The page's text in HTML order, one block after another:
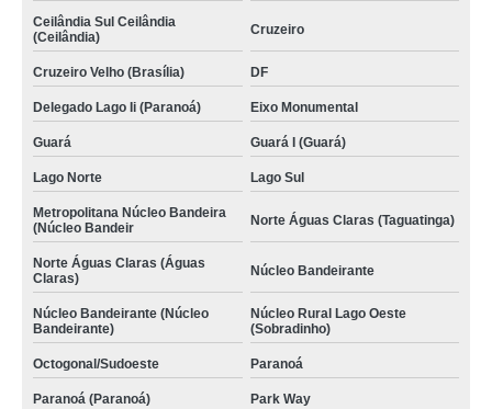
Ceilândia Sul Ceilândia
(Ceilândia)
Cruzeiro
Cruzeiro Velho (Brasília) DF
Delegado Lago Ii (Paranoá) Eixo Monumental
Guará Guará I (Guará)
Lago Norte Lago Sul
Metropolitana Núcleo Bandeira
(Núcleo Bandeir
Norte Águas Claras (Taguatinga)
Norte Águas Claras (Águas
Claras)
Núcleo Bandeirante
Núcleo Bandeirante (Núcleo
Bandeirante)
Núcleo Rural Lago Oeste
(Sobradinho)
Octogonal/Sudoeste Paranoá
Paranoá (Paranoá) Park Way